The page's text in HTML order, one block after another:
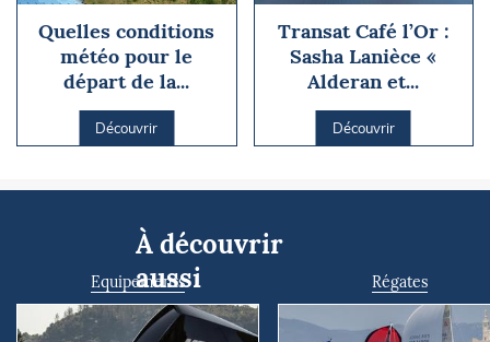
Quelles conditions
météo pour le
départ de la...
Découvrir
Transat Café l’Or :
Sasha Lanièce «
Alderan et...
Découvrir
À découvrir
aussi
Equipements Régates